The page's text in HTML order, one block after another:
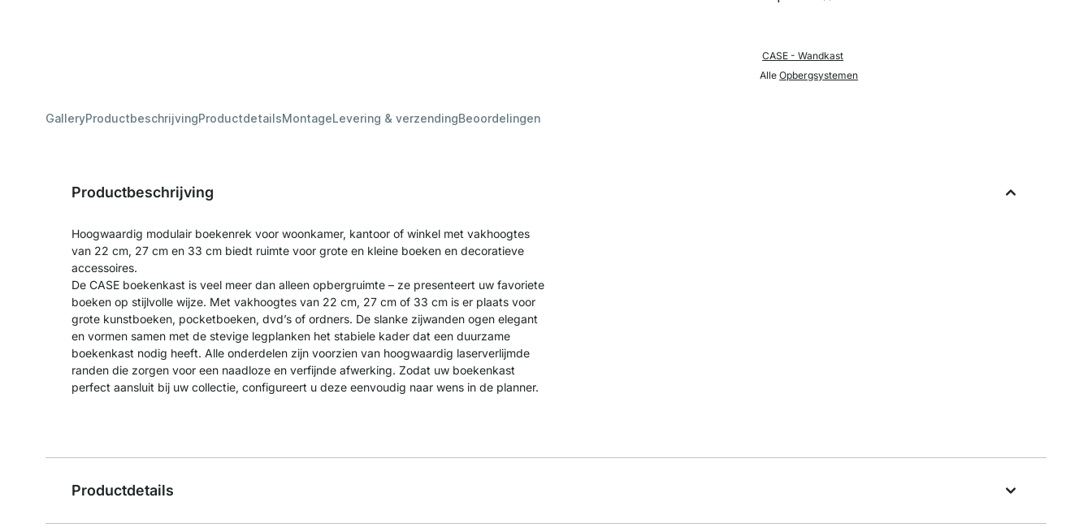
CASE - Wandkast
AlleOpbergsystemen
GalleryProductbeschrijvingProductdetailsMontageLevering & verzendingBeoordelingen
Productbeschrijving
Hoogwaardig modulair boekenrek voor woonkamer, kantoor of winkel met vakhoogtes
van 22 cm, 27 cm en 33 cm biedt ruimte voor grote en kleine boeken en decoratieve
accessoires.
De CASE boekenkast is veel meer dan alleen opbergruimte – ze presenteert uw favoriete
boeken op stijlvolle wijze. Met vakhoogtes van 22 cm, 27 cm of 33 cm is er plaats voor
grote kunstboeken, pocketboeken, dvd’s of ordners. De slanke zijwanden ogen elegant
en vormen samen met de stevige legplanken het stabiele kader dat een duurzame
boekenkast nodig heeft. Alle onderdelen zijn voorzien van hoogwaardig laserverlijmde
randen die zorgen voor een naadloze en verfijnde afwerking. Zodat uw boekenkast
perfect aansluit bij uw collectie, configureert u deze eenvoudig naar wens in de planner.
Productdetails